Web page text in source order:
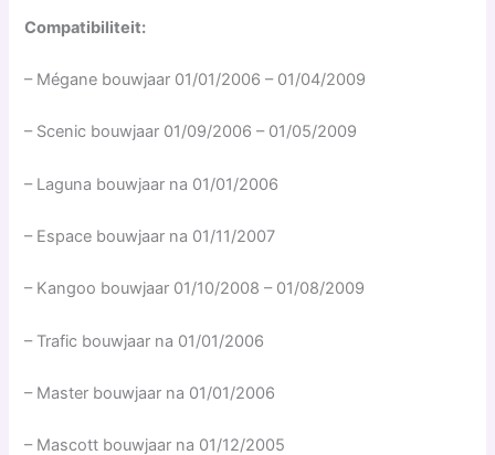
Compatibiliteit:
– Mégane bouwjaar 01/01/2006 – 01/04/2009
– Scenic bouwjaar 01/09/2006 – 01/05/2009
– Laguna bouwjaar na 01/01/2006
– Espace bouwjaar na 01/11/2007
– Kangoo bouwjaar 01/10/2008 – 01/08/2009
– Trafic bouwjaar na 01/01/2006
– Master bouwjaar na 01/01/2006
– Mascott bouwjaar na 01/12/2005